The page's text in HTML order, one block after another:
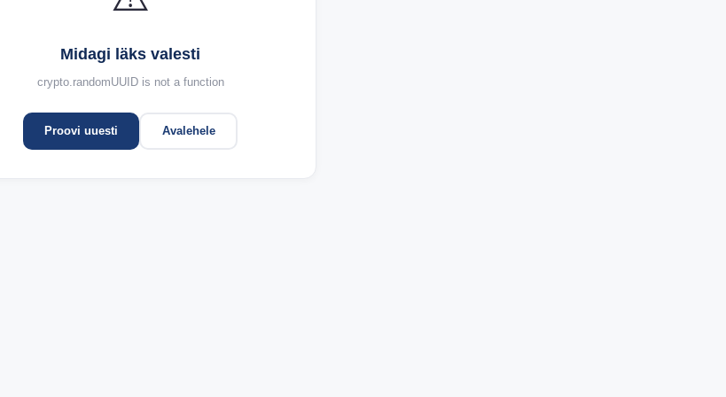
Midagi läks valesti
crypto.randomUUID is not a function
Proovi uuesti Avalehele